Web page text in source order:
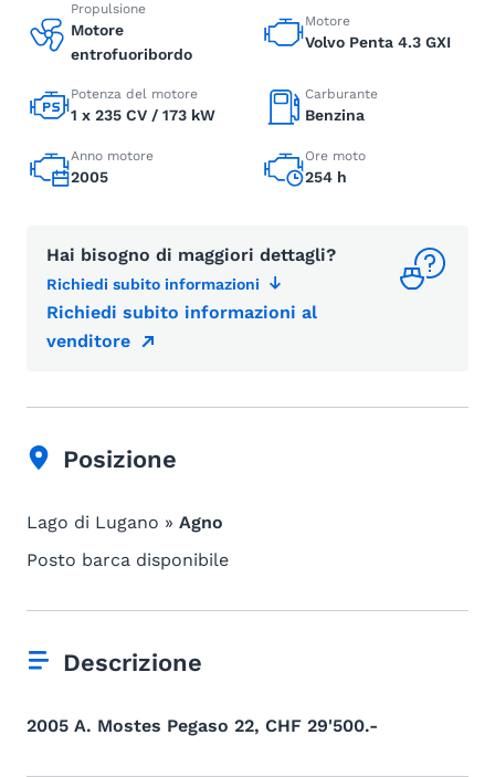
Propulsione
Motore
entrofuoribordo
Motore
Volvo Penta 4.3 GXI
Potenza del motore
1 x 235 CV / 173 kW
Carburante
Benzina
Anno motore
2005
Ore moto
254 h
Hai bisogno di maggiori dettagli?
Richiedi subito informazioni
Richiedi subito informazioni al
venditore
Posizione
Lago di Lugano » Agno
Posto barca disponibile
Descrizione
2005 A. Mostes Pegaso 22, CHF 29'500.-